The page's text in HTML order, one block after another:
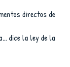
directos de
dice la ley de la